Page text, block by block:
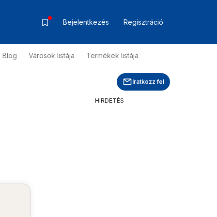
Bejelentkezés Regisztráció
Blog Városok listája Termékek listája
Iratkozz fel
HIRDETÉS